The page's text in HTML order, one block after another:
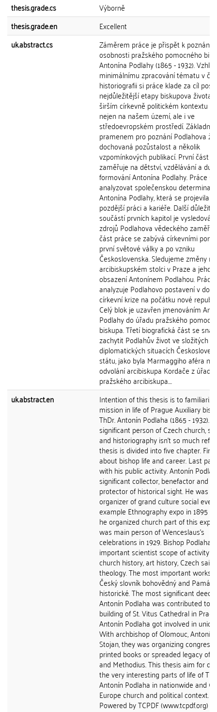
thesis.grade.cs
Výborně
thesis.grade.en
Excellent
uk.abstract.cs
Záměrem práce je přispět k poznání
osobnosti pražského pomocného
Antonína Podlahy (1865 - 1932).
minimálnímu zpracování tématu v
historiografii si práce klade za cíl
nejdůležitější etapy biskupova života v
širším církevně politickém kontextu a
nejen na našem území, ale i ve
středoevropském prostředí.
pramenem pro poznání Podlahova
dochovaná pozůstalost a několik
vzpomínkových publikací. První část
zaměřuje na dětství, vzdělávání a
formování Antonína Podlahy. Práce
analyzovat společenskou
Antonína Podlahy, která se projevila
pozdější práci a kariéře. Další
součástí prvních kapitol je vysledování
zdrojů Podlahova vědeckého
část práce se zabývá církevními
první světové války a po vzniku
Československa. Sledujeme změny na
arcibiskupském stolci v Praze a jeho
obsazení Antonínem Podlahou. Práce
analyzuje Podlahovo postavení v době
církevní krize na počátku nové
Celý blok je uzavřen jmenováním
Podlahy do úřadu pražského
biskupa. Třetí biografická část se snaží
zachytit Podlahův život ve složitých
diplomatických situacích
státu, jako byla Marmaggiho aféra
odvolání arcibiskupa Kordače z úřadu
pražského arcibiskupa....
uk.abstract.en
Intention of this thesis is to
mission in life of Prague Auxiliary
ThDr. Antonín Podlaha (1865 - 1932).
significant person of Czech church,
and historiography isn't so much
thesis is divided into five chapter.
about bishop life and career. Last
with his public activity. Antonín
significant collector, benefactor and
protector of historical sight. He was
organizer of grand culture social
example Ethnography expo in 1895
he organized church part of this
was main person of Wenceslaus's
celebrations in 1929. Bishop Podlaha
important scientist scope of activity of
church history, art history, Czech
theology. The most important works
Český slovník bohovědný and
historické. The most significant deed
Antonín Podlaha was contributed to
building of St. Vitus Cathedral in
Antonín Podlaha got involved in
With archbishop of Olomouc, Antonín
Stojan, they was organizing
printed books or spreaded legacy of
and Methodius. This thesis aim for
the very interesting parts of life of
Antonín Podlaha in nationwide and
Europe church and political context.
Powered by TCPDF (www.tcpdf.org)